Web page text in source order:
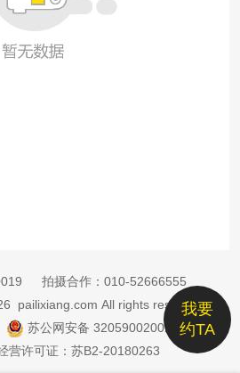
我要
约TA
拍摄合作： 010-52666555
pailixiang.com All rights reserved
苏公网安备 32059002002885号
营许可证：苏B2-20180263